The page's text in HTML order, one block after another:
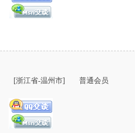
[浙江省-温州市] 普通会员